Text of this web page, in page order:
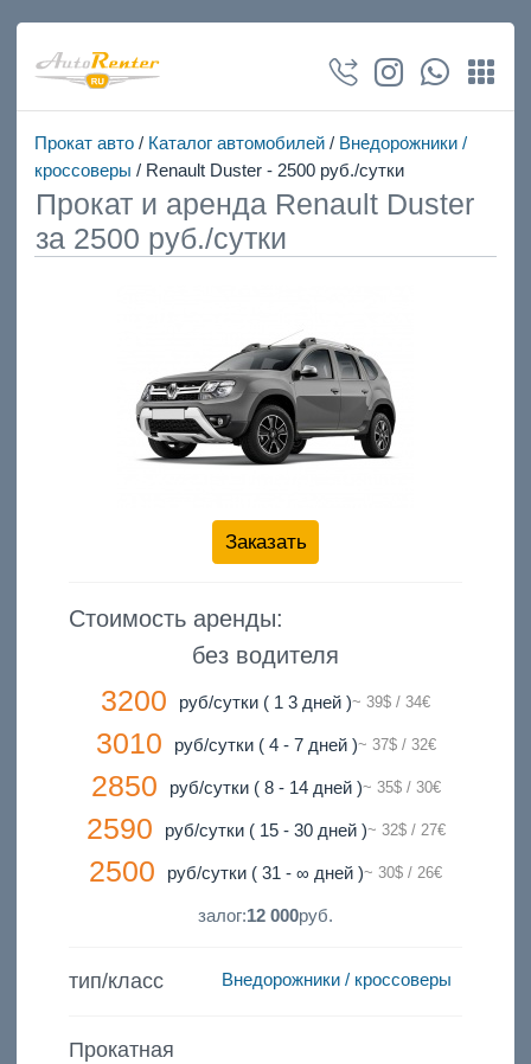
Прокат авто/ Каталог автомобилей/ Внедорожники /
кроссоверы / Renault Duster - 2500 руб./сутки
Прокат и аренда Renault Duster
за 2500 руб./сутки
Заказать
Стоимость аренды:
без водителя
3200 руб/сутки ( 1 3 дней )~ 39$ / 34€
3010 руб/сутки ( 4 - 7 дней )~ 37$ / 32€
2850 руб/сутки ( 8 - 14 дней )~ 35$ / 30€
2590 руб/сутки ( 15 - 30 дней )~ 32$ / 27€
2500 руб/сутки ( 31 - ∞ дней )~ 30$ / 26€
залог:12 000руб.
тип/класс Внедорожники / кроссоверы
Прокатная